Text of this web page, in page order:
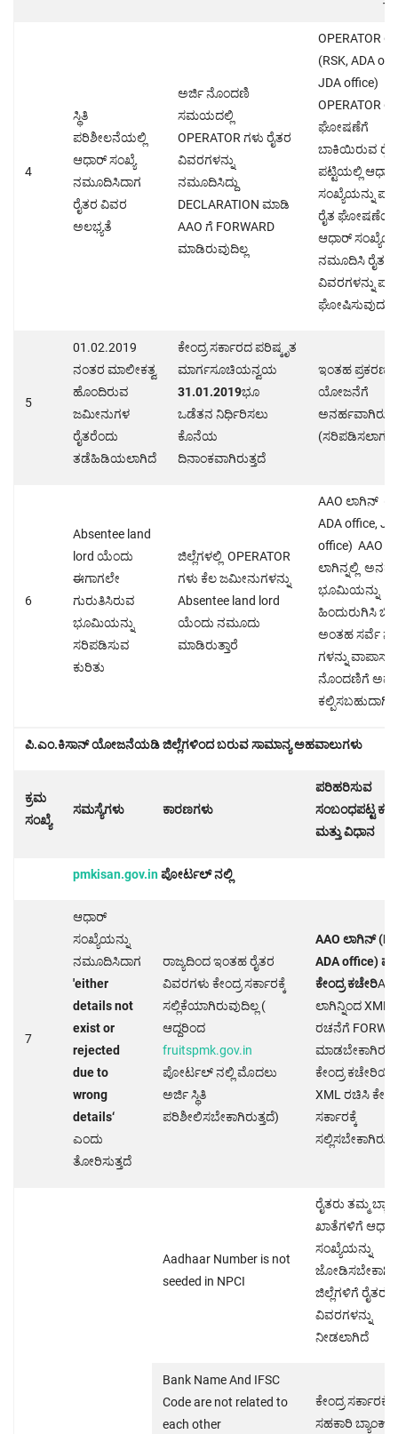
4
ಸ್ಥಿತಿ
ಪರಿಶೀಲನೆಯಲ್ಲಿ
ಆಧಾರ್ ಸಂಖ್ಯೆ
ನಮೂದಿಸಿದಾಗ
ರೈತರ ವಿವರ
ಅಲಭ್ಯತೆ
ಅರ್ಜಿ ನೊಂದಣಿ
ಸಮಯದಲ್ಲಿ
OPERATOR ಗಳು ರೈತರ
ವಿವರಗಳನ್ನು
ನಮೂದಿಸಿದ್ದು
DECLARATION ಮಾಡಿ
AAO ಗೆ FORWARD
ಮಾಡಿರುವುದಿಲ್ಲ
OPERATOR
(RSK, ADA
JDA office)
OPERATOR
ಘೋಷಣೆಗೆ
ಬಾಕಿಯಿರುವ
ಪಟ್ಟಿಯಲ್ಲಿ ಆಧಾರ್
ಸಂಖ್ಯೆಯನ್ನು
ರೈತ
ಆಧಾರ್
ನಮೂದಿಸಿ ರೈತನ
ವಿವರಗಳನ್ನು
ಘೋಷಿಸುವುದು
5
01.02.2019
ನಂತರ ಮಾಲೀಕತ್ವ
ಹೊಂದಿರುವ
ಜಮೀನುಗಳ
ರೈತರೆಂದು
ತಡೆಹಿಡಿಯಲಾಗಿದೆ
ಕೇಂದ್ರ ಸರ್ಕಾರದ ಪರಿಷ್ಕೃತ
ಮಾರ್ಗಸೂಚಿಯನ್ವಯ
31.01.2019ಭೂ
ಒಡೆತನ ನಿರ್ಧಿರಿಸಲು
ಕೊನೆಯ
ದಿನಾಂಕವಾಗಿರುತ್ತದೆ
ಇಂತಹ
ಯೋಜನೆಗೆ
6
Absentee land
lord ಯೆಂದು
ಈಗಾಗಲೇ
ಗುರುತಿಸಿರುವ
ಭೂಮಿಯನ್ನು
ಸರಿಪಡಿಸುವ
ಕುರಿತು
ಜಿಲ್ಲೆಗಳಲ್ಲಿ OPERATOR
ಗಳು ಕೆಲ ಜಮೀನುಗಳನ್ನು
Absentee land lord
ಯೆಂದು ನಮೂದು
ಮಾಡಿರುತ್ತಾರೆ
AAO ಲಾಗಿನ್
ADA office,
office) AAO
ಲಾಗಿನ್ನಲ್ಲಿ
ಭೂಮಿಯನ್ನು
ಹಿಂದುರುಗಿಸಿ
ಅಂತಹ ಸರ್ವೆ
ಗಳನ್ನು
ನೊಂದಣಿಗೆ
ಪಿ.ಎಂ.ಕಿಸಾನ್ ಯೋಜನೆಯಡಿ ಜಿಲ್ಲೆಗಳಿಂದ ಬರುವ ಸಾಮಾನ್ಯ ಅಹವಾಲುಗಳು
ಕ್ರಮ
ಸಂಖ್ಯೆ
ಸಮಸ್ಯೆಗಳು ಕಾರಣಗಳು
ಪರಿಹರಿಸುವ
ಸಂಬಂಧಪಟ್ಟ
ಮತ್ತು ವಿಧಾನ
pmkisan.gov.inಪೋರ್ಟಲ್ ನಲ್ಲಿ
7
ಆಧಾರ್
ಸಂಖ್ಯೆಯನ್ನು
ನಮೂದಿಸಿದಾಗ
'either
details not
exist or
rejected
due to
wrong
details‘
ಎಂದು
ತೋರಿಸುತ್ತದೆ
ರಾಜ್ಯದಿಂದ ಇಂತಹ ರೈತರ
ವಿವರಗಳು ಕೇಂದ್ರ ಸರ್ಕಾರಕ್ಕೆ
ಸಲ್ಲಿಕೆಯಾಗಿರುವುದಿಲ್ಲ (
ಆದ್ದರಿಂದ
fruitspmk.gov.in
ಪೋರ್ಟಲ್ ನಲ್ಲಿ ಮೊದಲು
ಅರ್ಜಿ ಸ್ಥಿತಿ
ಪರಿಶೀಲಿಸಬೇಕಾಗಿರುತ್ತದೆ)
AAO ಲಾಗಿನ್ (
ADA office)
ಕೇಂದ್ರ ಕಚೇರಿ
ಲಾಗಿನ್ನಿಂದ XML
ರಚನೆಗೆ
ಕೇಂದ್ರ
XML ರಚಿಸಿ
ಸರ್ಕಾರಕ್ಕೆ
Aadhaar Number is not
seeded in NPCI
ರೈತರು ತಮ್ಮ
ಖಾತೆಗಳಿಗೆ
ಸಂಖ್ಯೆಯನ್ನು
ಜಿಲ್ಲೆಗಳಿಗೆ ರೈತರ
ವಿವರಗಳನ್ನು
ನೀಡಲಾಗಿದೆ
Bank Name And IFSC
Code are not related to
each other
ಕೇಂದ್ರ ಸರ್ಕಾರಕ್ಕೆ
ಸಹಕಾರಿ ಬ್ಯಾಂಕ್